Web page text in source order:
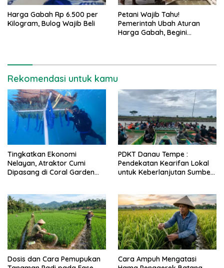
Harga Gabah Rp 6.500 per
Kilogram, Bulog Wajib Beli
Petani Wajib Tahu!
Pemerintah Ubah Aturan
Harga Gabah, Begini
Rekomendasi untuk kamu
Tingkatkan Ekonomi
Nelayan, Atraktor Cumi
Dipasang di Coral Garden
PDKT Danau Tempe :
Pendekatan Kearifan Lokal
untuk Keberlanjutan Sumber
Dosis dan Cara Pemupukan
Cara Ampuh Mengatasi